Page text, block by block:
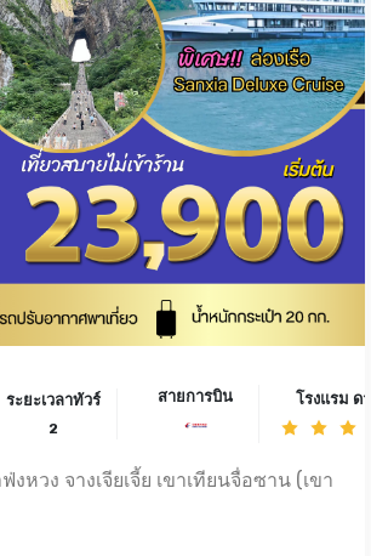
ระยะเวลาทัวร์
2
สายการบิน โรงแรม ดาว
หวง จางเจียเจี้ย เขาเทียนจื่อซาน (เขา